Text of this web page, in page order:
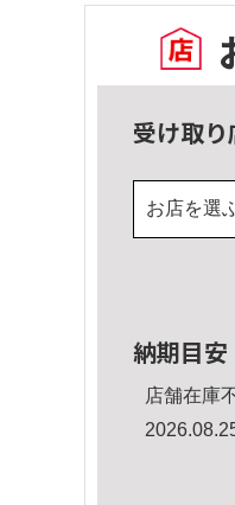
受け取り
お店を選
納期目安
店舗在庫